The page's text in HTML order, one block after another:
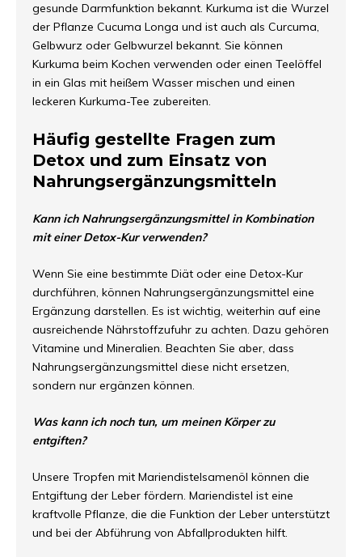
gesunde Darmfunktion bekannt. Kurkuma ist die Wurzel
der Pflanze Cucuma Longa und ist auch als Curcuma,
Gelbwurz oder Gelbwurzel bekannt. Sie können
Kurkuma beim Kochen verwenden oder einen Teelöffel
in ein Glas mit heißem Wasser mischen und einen
leckeren Kurkuma-Tee zubereiten.
Häufig gestellte Fragen zum
Detox und zum Einsatz von
Nahrungsergänzungsmitteln
Kann ich Nahrungsergänzungsmittel in Kombination
mit einer Detox-Kur verwenden?
Wenn Sie eine bestimmte Diät oder eine Detox-Kur
durchführen, können Nahrungsergänzungsmittel eine
Ergänzung darstellen. Es ist wichtig, weiterhin auf eine
ausreichende Nährstoffzufuhr zu achten. Dazu gehören
Vitamine und Mineralien. Beachten Sie aber, dass
Nahrungsergänzungsmittel diese nicht ersetzen,
sondern nur ergänzen können.
Was kann ich noch tun, um meinen Körper zu
entgiften?
Unsere Tropfen mit Mariendistelsamenöl können die
Entgiftung der Leber fördern. Mariendistel ist eine
kraftvolle Pflanze, die die Funktion der Leber unterstützt
und bei der Abführung von Abfallprodukten hilft.